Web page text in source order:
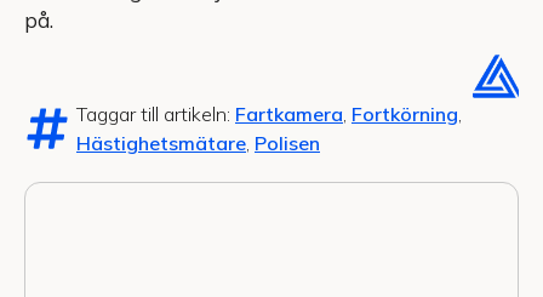
på.
Taggar till artikeln: Fartkamera Fortkörning
Hästighetsmätare Polisen